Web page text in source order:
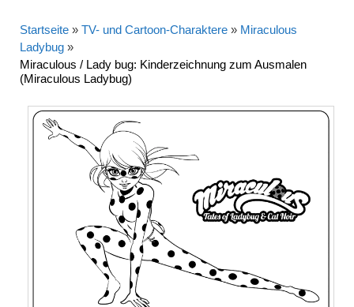
Startseite » TV- und Cartoon-Charaktere » Miraculous
Ladybug »
Miraculous / Lady bug: Kinderzeichnung zum Ausmalen
(Miraculous Ladybug)